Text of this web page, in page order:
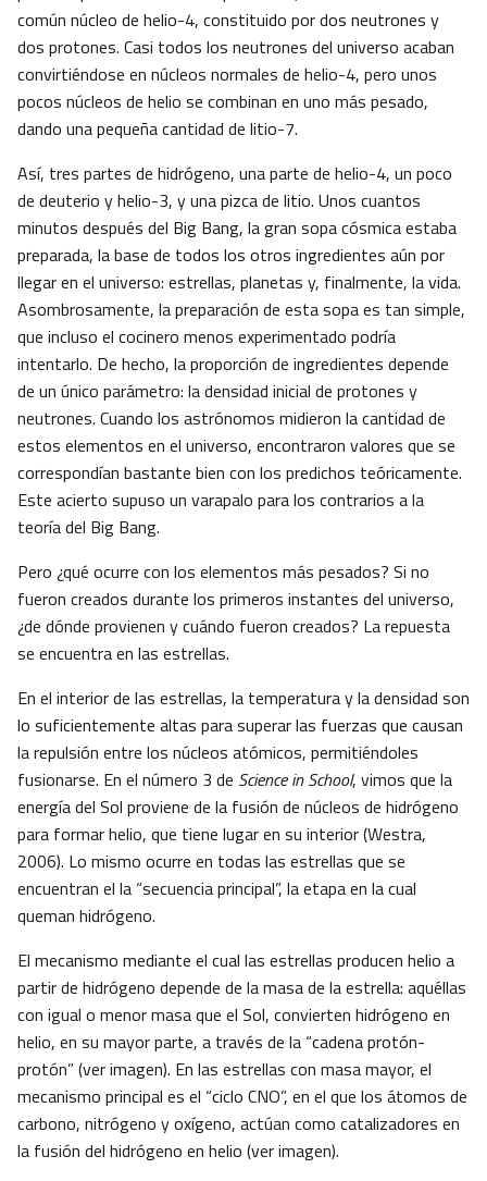
común núcleo de helio-4, constituido por dos neutrones y
dos protones. Casi todos los neutrones del universo acaban
convirtiéndose en núcleos normales de helio-4, pero unos
pocos núcleos de helio se combinan en uno más pesado,
dando una pequeña cantidad de litio-7.
Así, tres partes de hidrógeno, una parte de helio-4, un poco
de deuterio y helio-3, y una pizca de litio. Unos cuantos
minutos después del Big Bang, la gran sopa cósmica estaba
preparada, la base de todos los otros ingredientes aún por
llegar en el universo: estrellas, planetas y, finalmente, la vida.
Asombrosamente, la preparación de esta sopa es tan simple,
que incluso el cocinero menos experimentado podría
intentarlo. De hecho, la proporción de ingredientes depende
de un único parámetro: la densidad inicial de protones y
neutrones. Cuando los astrónomos midieron la cantidad de
estos elementos en el universo, encontraron valores que se
correspondían bastante bien con los predichos teóricamente.
Este acierto supuso un varapalo para los contrarios a la
teoría del Big Bang.
Pero ¿qué ocurre con los elementos más pesados? Si no
fueron creados durante los primeros instantes del universo,
¿de dónde provienen y cuándo fueron creados? La repuesta
se encuentra en las estrellas.
En el interior de las estrellas, la temperatura y la densidad son
lo suficientemente altas para superar las fuerzas que causan
la repulsión entre los núcleos atómicos, permitiéndoles
fusionarse. En el número 3 de Science in School, vimos que la
energía del Sol proviene de la fusión de núcleos de hidrógeno
para formar helio, que tiene lugar en su interior (Westra,
2006). Lo mismo ocurre en todas las estrellas que se
encuentran el la “secuencia principal”, la etapa en la cual
queman hidrógeno.
El mecanismo mediante el cual las estrellas producen helio a
partir de hidrógeno depende de la masa de la estrella: aquéllas
con igual o menor masa que el Sol, convierten hidrógeno en
helio, en su mayor parte, a través de la “cadena protón-
protón” (ver imagen). En las estrellas con masa mayor, el
mecanismo principal es el “ciclo CNO”, en el que los átomos de
carbono, nitrógeno y oxígeno, actúan como catalizadores en
la fusión del hidrógeno en helio (ver imagen).